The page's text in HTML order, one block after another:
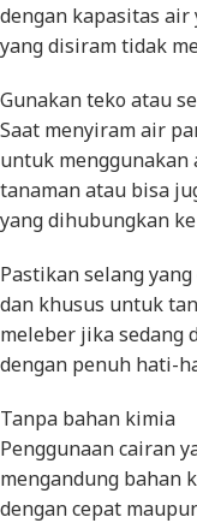
dengan kapasitas air
yang disiram tidak
Gunakan teko atau
Saat menyiram air
untuk
tanaman atau bisa
yang dihubungkan
Pastikan selang
dan khusus untuk
meleber jika sedang
dengan penuh hati-
Tanpa bahan kimia
Penggunaan cairan
mengandung bahan
dengan cepat